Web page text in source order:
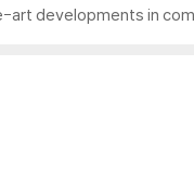
developments in